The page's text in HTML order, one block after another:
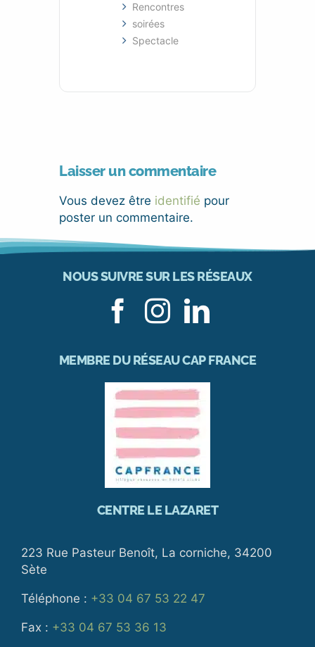
Rencontres
soirées
Spectacle
Laisser un commentaire
Vous devez être identifié pour
poster un commentaire.
NOUS SUIVRE SUR LES RÉSEAUX
MEMBRE DU RÉSEAU CAP FRANCE
CENTRE LE LAZARET
223 Rue Pasteur Benoît, La corniche, 34200
Sète
Téléphone : +33 04 67 53 22 47
Fax : +33 04 67 53 36 13